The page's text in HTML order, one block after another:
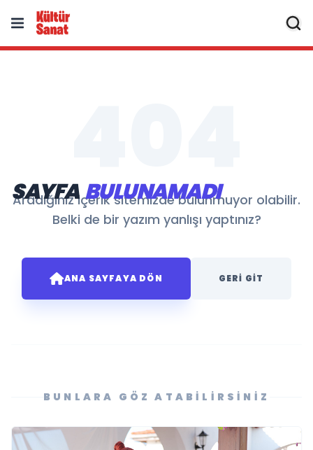
SAYFABULUNAMADI
Aradığınız içerik sitemizde bulunmuyor olabilir.
Belki de bir yazım yanlışı yaptınız?
ANA SAYFAYA DÖN GERI GIT
BUNLARA GÖZ ATABILIRSINIZ